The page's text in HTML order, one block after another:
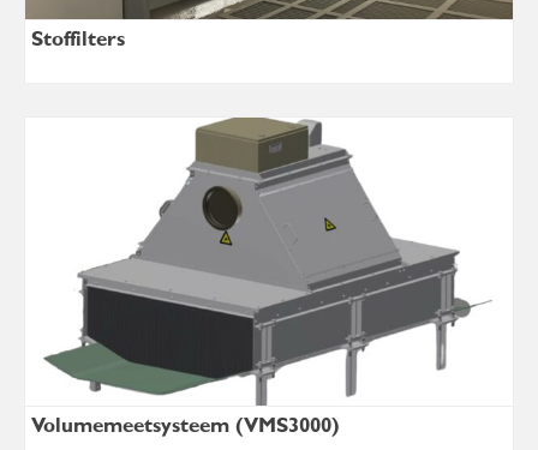
Stoffilters
Volumemeetsysteem (VMS3000)